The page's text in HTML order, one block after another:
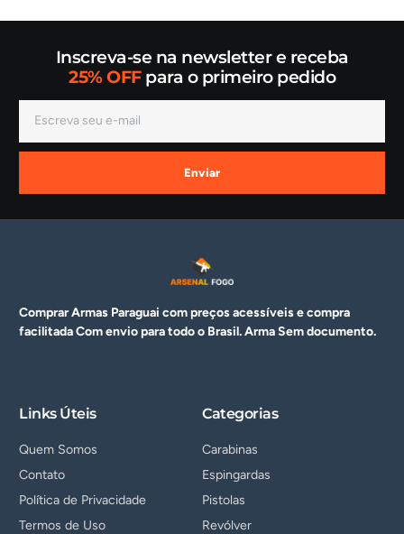
Inscreva-se na newsletter e receba
25% OFFpara o primeiro pedido
Enviar
Comprar Armas Paraguai com preços acessíveis e compra
facilitada Com envio para todo o Brasil. ArmaSem documento.
Links Úteis
Quem Somos
Contato
Política de Privacidade
Termos de Uso
Categorias
Carabinas
Espingardas
Pistolas
Revólver